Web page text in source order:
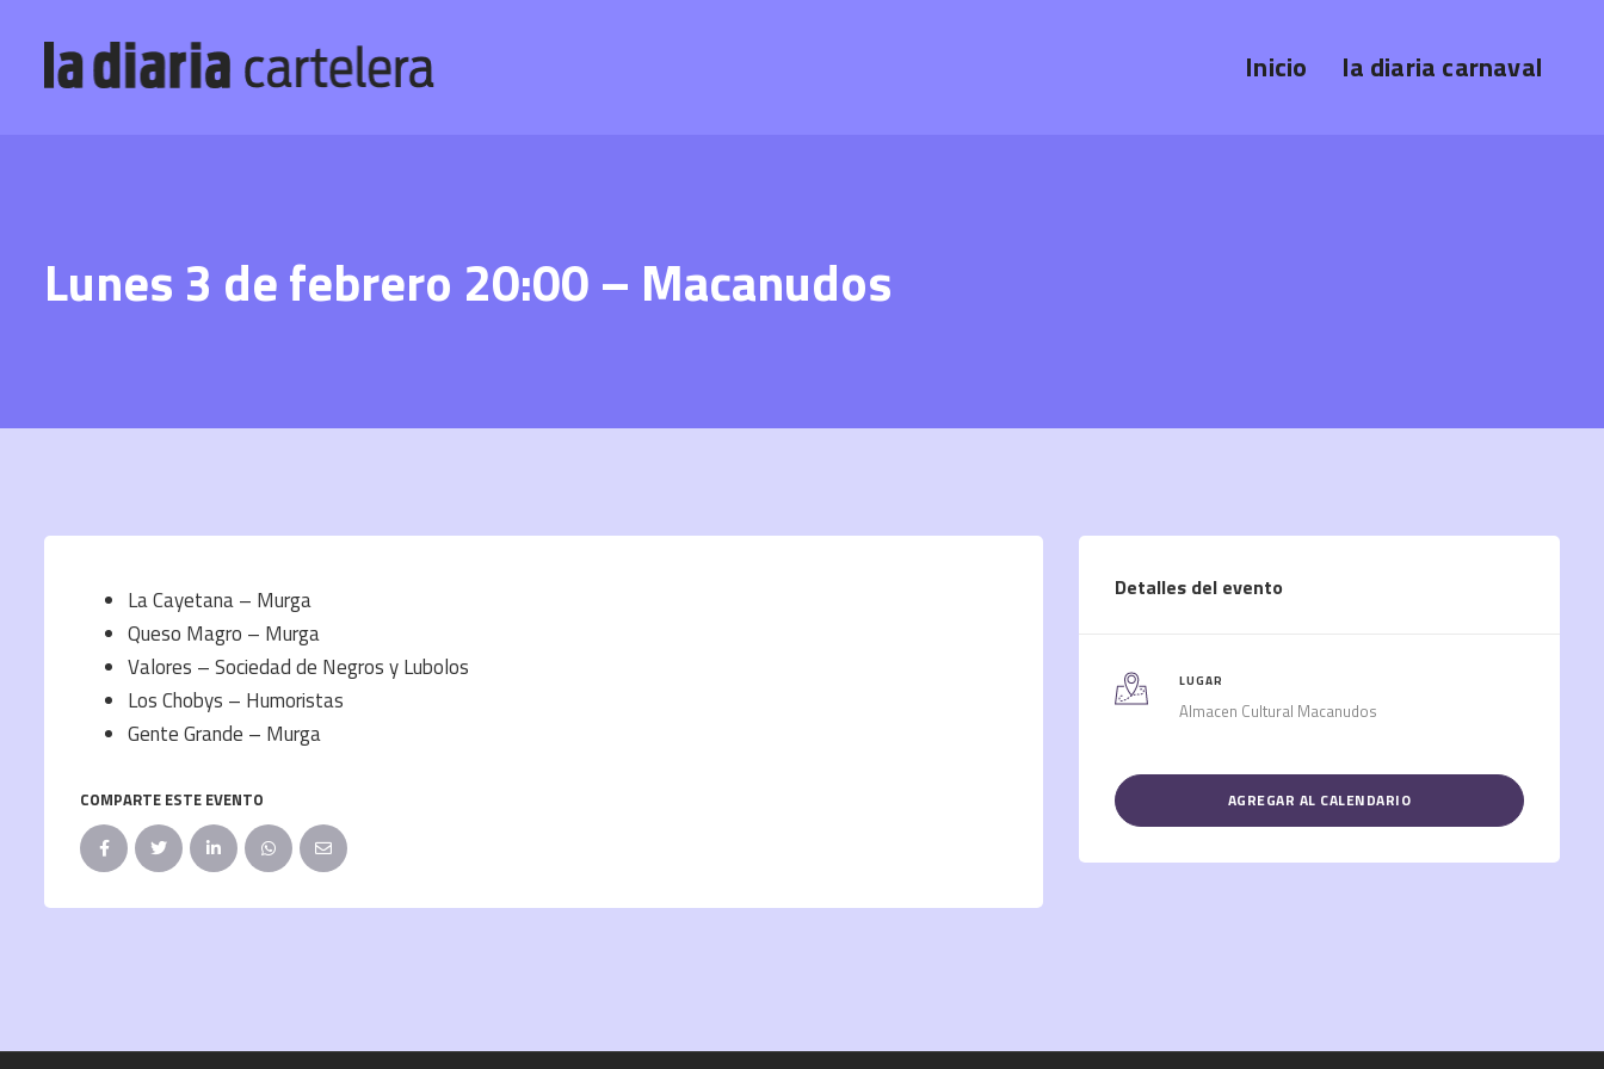
Inicio la diaria carnaval
Lunes 3 de febrero 20:00 – Macanudos
La Cayetana – Murga
Queso Magro – Murga
Valores – Sociedad de Negros y Lubolos
Los Chobys – Humoristas
Gente Grande – Murga
COMPARTE ESTE EVENTO
Detalles del evento
LUGAR
Almacen Cultural Macanudos
AGREGAR AL CALENDARIO